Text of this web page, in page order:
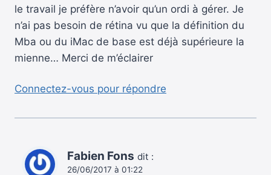
le travail je préfère n’avoir qu’un ordi à gérer. Je
n’ai pas besoin de rétina vu que la définition du
Mba ou du iMac de base est déjà supérieure la
mienne… Merci de m’éclairer
Connectez-vous pour répondre
Fabien Fons dit :
26/06/2017 à 01:22